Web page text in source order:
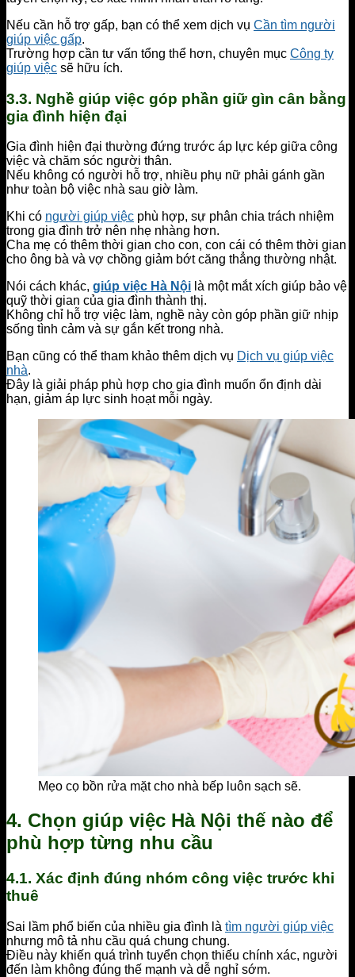
Nếu cần hỗ trợ gấp, bạn có thể xem dịch vụ Cần tìm người
giúp việc gấp.
Trường hợp cần tư vấn tổng thể hơn, chuyên mục Công ty
giúp việc sẽ hữu ích.
3.3. Nghề giúp việc góp phần giữ gìn cân bằng
gia đình hiện đại
Gia đình hiện đại thường đứng trước áp lực kép giữa công
việc và chăm sóc người thân.
Nếu không có người hỗ trợ, nhiều phụ nữ phải gánh gần
như toàn bộ việc nhà sau giờ làm.
Khi có người giúp việc phù hợp, sự phân chia trách nhiệm
trong gia đình trở nên nhẹ nhàng hơn.
Cha mẹ có thêm thời gian cho con, con cái có thêm thời gian
cho ông bà và vợ chồng giảm bớt căng thẳng thường nhật.
Nói cách khác, giúp việc Hà Nội là một mắt xích giúp bảo vệ
quỹ thời gian của gia đình thành thị.
Không chỉ hỗ trợ việc làm, nghề này còn góp phần giữ nhịp
sống tình cảm và sự gắn kết trong nhà.
Bạn cũng có thể tham khảo thêm dịch vụ Dịch vụ giúp việc
nhà.
Đây là giải pháp phù hợp cho gia đình muốn ổn định dài
hạn, giảm áp lực sinh hoạt mỗi ngày.
Mẹo cọ bồn rửa mặt cho nhà bếp luôn sạch sẽ.
4. Chọn giúp việc Hà Nội thế nào để
phù hợp từng nhu cầu
4.1. Xác định đúng nhóm công việc trước khi
thuê
Sai lầm phổ biến của nhiều gia đình là tìm người giúp việc
nhưng mô tả nhu cầu quá chung chung.
Điều này khiến quá trình tuyển chọn thiếu chính xác, người
đến làm không đúng thế mạnh và dễ nghỉ sớm.